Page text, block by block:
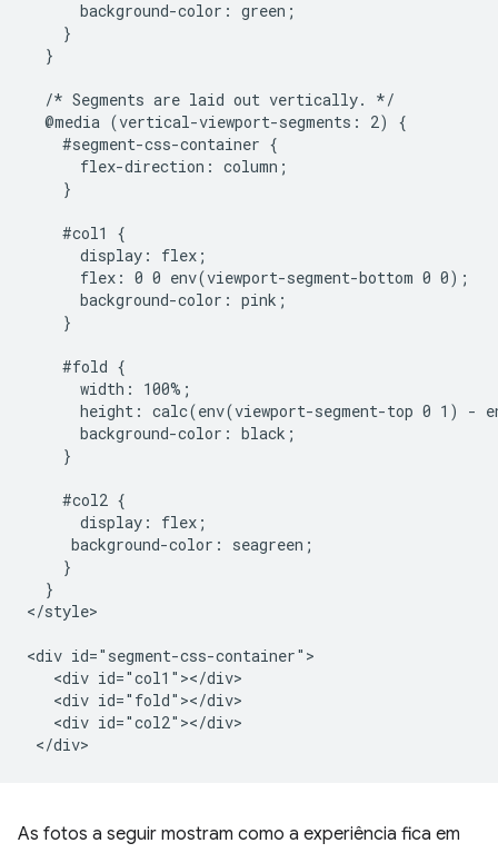
      background-color: green;
    }
  }
  /* Segments are laid out vertically. */
  @media (vertical-viewport-segments: 2) {
    #segment-css-container {
      flex-direction: column;
    }
    #col1 {
      display: flex;
      flex: 0 0 env(viewport-segment-bottom 0 0);
      background-color: pink;
    }
    #fold {
      width: 100%;
height: calc(env(viewport-segment-top 0 1) -
      background-color: black;
    }
    #col2 {
      display: flex;
     background-color: seagreen;
    }
  }
</style>
<div id="segment-css-container">
   <div id="col1"></div>
   <div id="fold"></div>
   <div id="col2"></div>
As fotos a seguir mostram como a experiência fica em